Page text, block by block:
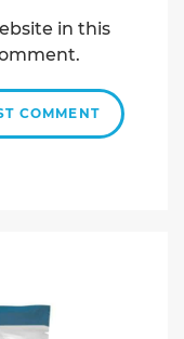
in this